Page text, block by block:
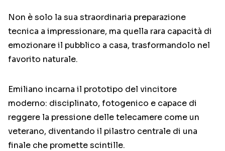
Non è solo la sua straordinaria preparazione
tecnica a impressionare, ma quella rara capacità di
emozionare il pubblico a casa, trasformandolo nel
favorito naturale.
Emiliano incarna il prototipo del vincitore
moderno: disciplinato, fotogenico e capace di
reggere la pressione delle telecamere come un
veterano, diventando il pilastro centrale di una
finale che promette scintille.